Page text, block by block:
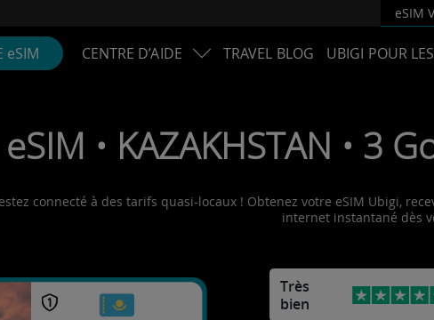
eSIM
eSIM CENTRE D’AIDE TRAVEL BLOG UBIGI POUR
eSIM • KAZAKHSTAN • 3
connecté à des tarifs quasi-locaux ! Obtenez votre eSIM Ubigi,
internet instantané dès
Très
bien